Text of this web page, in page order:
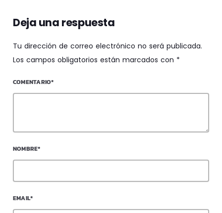
Deja una respuesta
Tu dirección de correo electrónico no será publicada.
Los campos obligatorios están marcados con *
COMENTARIO*
NOMBRE*
EMAIL*